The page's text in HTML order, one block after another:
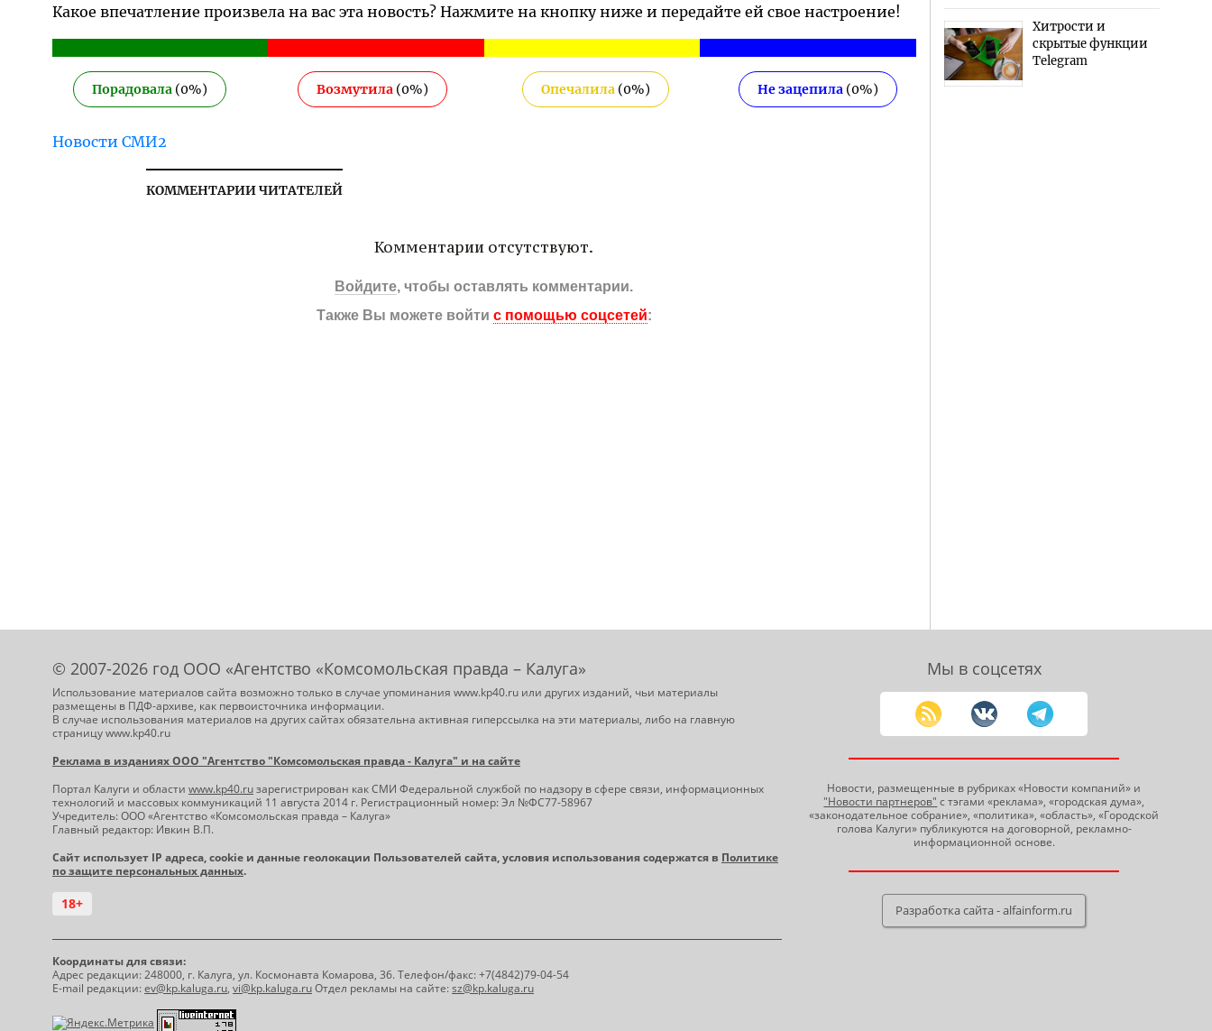
Какое впечатление произвела на вас эта новость? Нажмите на кнопку ниже и передайте ей свое настроение!
Порадовала (0%) Возмутила (0%) Опечалила(0%) Не зацепила (0%)
Новости СМИ2
КОММЕНТАРИИ ЧИТАТЕЛЕЙ
Комментарии отсутствуют.
Войдите, чтобы оставлять комментарии.
Также Вы можете войти с помощью соцсетей:
Хитрости и
скрытые функции
Telegram
© 2007-2026 год ООО «Агентство «Комсомольская правда – Калуга»
Использование материалов сайта возможно только в случае упоминания www.kp40.ru или других изданий, чьи материалы
размещены в ПДФ-архиве, как первоисточника информации.
В случае использования материалов на других сайтах обязательна активная гиперссылка на эти материалы, либо на главную
страницу www.kp40.ru
Реклама в изданиях ООО "Агентство "Комсомольская правда - Калуга" и на сайте
Портал Калуги и области www.kp40.ruзарегистрирован как СМИ Федеральной службой по надзору в сфере связи, информационных
технологий и массовых коммуникаций 11 августа 2014 г. Регистрационный номер: Эл №ФС77-58967
Учредитель: ООО «Агентство «Комсомольская правда – Калуга»
Главный редактор: Ивкин В.П.
Сайт использует IP адреса, cookie и данные геолокации Пользователей сайта, условия использования содержатся в Политике
по защите персональных данных.
18+
Координаты для связи:
Адрес редакции: 248000, г. Калуга, ул. Космонавта Комарова, 36. Телефон/факс: +7(4842)79-04-54
E-mail редакции:ev@kp.kaluga.ru, vi@kp.kaluga.ruОтдел рекламы на сайте:sz@kp.kaluga.ru
Мы в соцсетях
Новости, размещенные в рубриках «Новости компаний» и
"Новости партнеров" с тэгами «реклама», «городская дума»,
«законодательное собрание», «политика», «область», «Городской
голова Калуги» публикуются на договорной, рекламно-
информационной основе.
Разработка сайта - alfainform.ru